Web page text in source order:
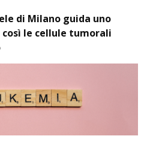
di Milano guida uno
le cellule tumorali